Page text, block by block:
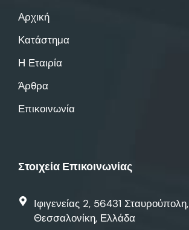
Αρχική
Κατάστημα
Η Εταιρία
Άρθρα
Επικοινωνία
Στοιχεία Επικοινωνίας
Ιφιγενείας 2, 56431 Σταυρούπολη,
Θεσσαλονίκη, Ελλάδα